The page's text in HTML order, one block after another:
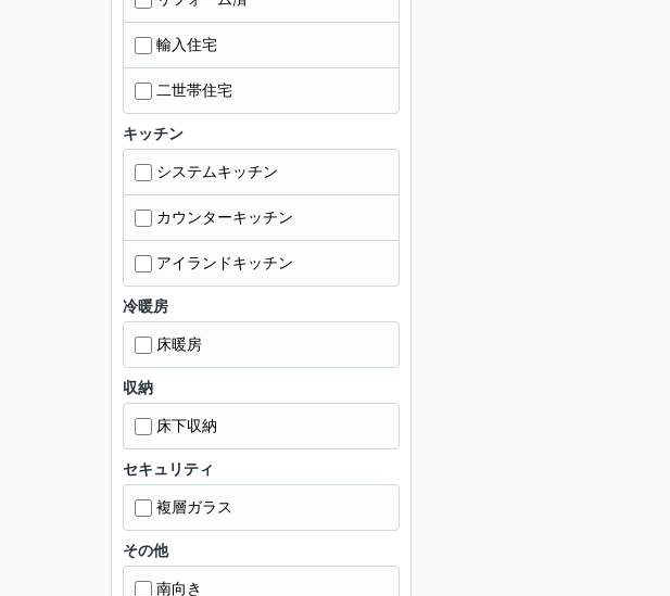
輸入住宅
二世帯住宅
キッチン
システムキッチン
カウンターキッチン
アイランドキッチン
冷暖房
床暖房
収納
床下収納
セキュリティ
複層ガラス
その他
南向き